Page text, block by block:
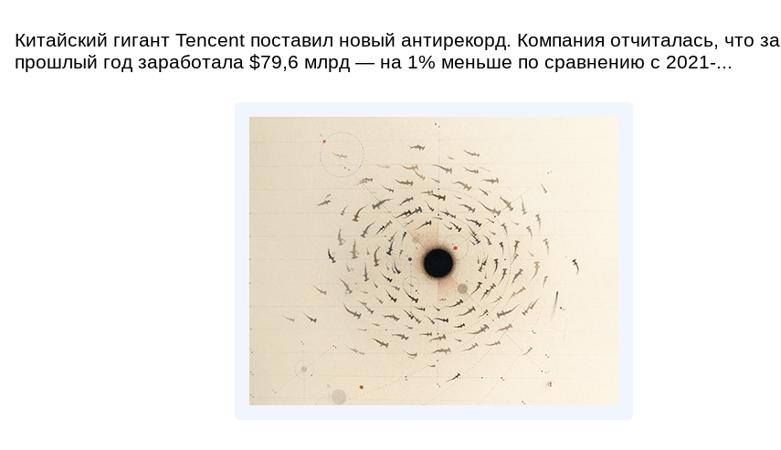
Китайский гигант Tencent поставил новый антирекорд. Компания отчиталась, что за
прошлый год заработала $79,6 млрд — на 1% меньше по сравнению с 2021-...